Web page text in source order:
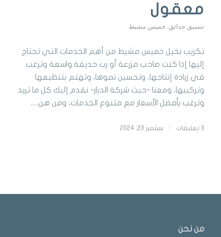
معقول
تنسيق حدائق, خميس مشيط
تكريب نخيل خميس مشيط من أهم الخدمات التي تحتاج
إليها إذا كنت صاحب مزرعة أو رب حديقة واسعة وترغب
في زيادة إنتاجها، وتحسين نموها، وتهتم بتنظيفها
وتركيبها، ومعنا -حيث شركة الديار- نقدم إليك كل ما تريد
وترغب بأفضل الأسعار مع متنوع الخدمات، ومن هن…
3 تعليقات / سبتمبر 23, 2024
من نحن